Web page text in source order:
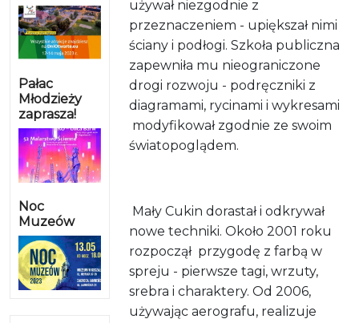
Pałac
Młodzieży
zaprasza!
Noc
Muzeów
używał niezgodnie z
przeznaczeniem - upiększał nimi
ściany i podłogi. Szkoła publiczna
zapewniła mu nieograniczone
drogi rozwoju - podręczniki z
diagramami, rycinami i wykresami
modyfikował zgodnie ze swoim
światopoglądem.
Mały Cukin dorastał i odkrywał
nowe techniki. Około 2001 roku
rozpoczął przygodę z farbą w
spreju - pierwsze tagi, wrzuty,
srebra i charaktery. Od 2006,
używając aerografu, realizuje